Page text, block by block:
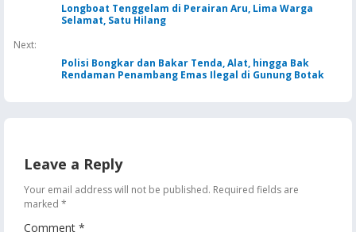
Longboat Tenggelam di Perairan Aru, Lima Warga
Selamat, Satu Hilang
Next:
Polisi Bongkar dan Bakar Tenda, Alat, hingga Bak
Rendaman Penambang Emas Ilegal di Gunung Botak
Leave a Reply
Your email address will not be published. Required fields are
marked *
Comment *